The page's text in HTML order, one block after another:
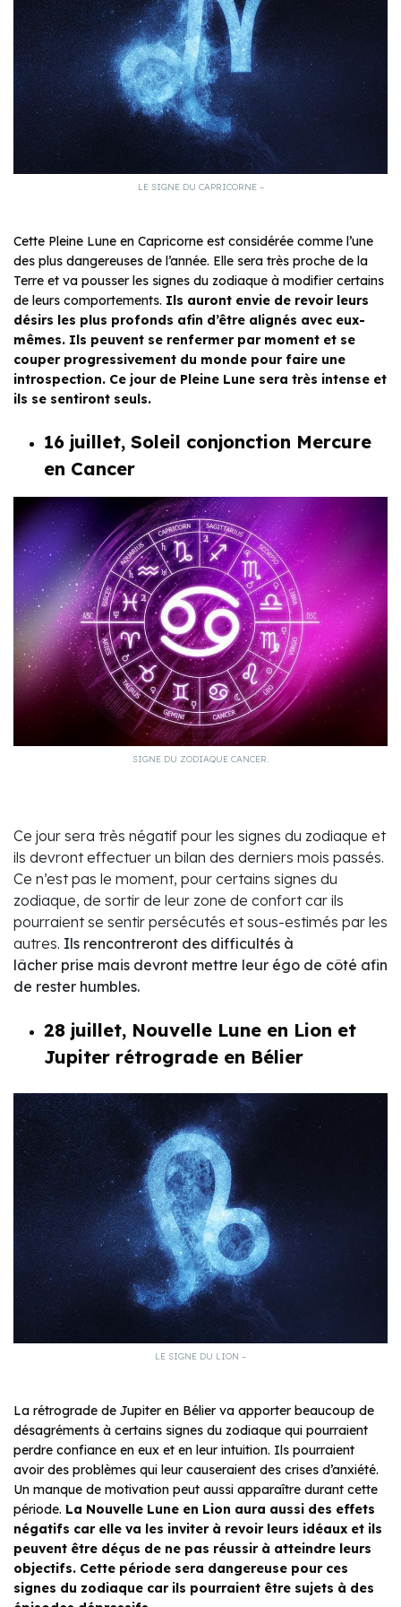
LE SIGNE DU CAPRICORNE –
Cette Pleine Lune en Capricorne est considérée comme l’une
des plus dangereuses de l’année. Elle sera très proche de la
Terre et va pousser les signes du zodiaque à modifier certains
de leurs comportements. Ils auront envie de revoir leurs
désirs les plus profonds afin d’être alignés avec eux-
mêmes. Ils peuvent se renfermer par moment et se
couper progressivement du monde pour faire une
introspection. Ce jour de Pleine Lune sera très intense et
ils se sentiront seuls.
16 juillet, Soleil conjonction Mercure
en Cancer
SIGNE DU ZODIAQUE CANCER.
Ce jour sera très négatif pour les signes du zodiaque et
ils devront effectuer un bilan des derniers mois passés.
Ce n’est pas le moment, pour certains signes du
zodiaque, de sortir de leur zone de confort car ils
pourraient se sentir persécutés et sous-estimés par les
autres. Ils rencontreront des difficultés à
lâcher prise mais devront mettre leur égo de côté afin
de rester humbles.
28 juillet, Nouvelle Lune en Lion et
Jupiter rétrograde en Bélier
LE SIGNE DU LION –
La rétrograde de Jupiter en Bélier va apporter beaucoup de
désagréments à certains signes du zodiaque qui pourraient
perdre confiance en eux et en leur intuition. Ils pourraient
avoir des problèmes qui leur causeraient des crises d’anxiété.
Un manque de motivation peut aussi apparaître durant cette
période. La Nouvelle Lune en Lion aura aussi des effets
négatifs car elle va les inviter à revoir leurs idéaux et ils
peuvent être déçus de ne pas réussir à atteindre leurs
objectifs. Cette période sera dangereuse pour ces
signes du zodiaque car ils pourraient être sujets à des